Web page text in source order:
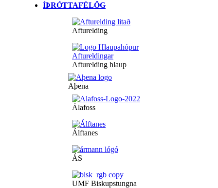
ÍÞRÓTTAFÉLÖG
Afturelding
Afturelding hlaup
Aþena
Álafoss
Álftanes
ÁS
UMF Biskupstungna